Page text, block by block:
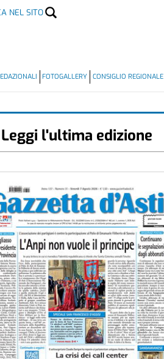
NEL SITO
FOTOGALLERY CONSIGLIO REGIONALE
Leggi l'ultima edizione